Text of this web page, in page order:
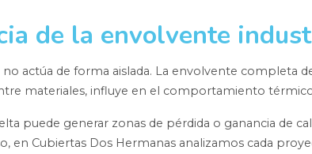
de la envolvente
actúa de forma aislada. La envolvente completa
materiales, influye en el comportamiento
puede generar zonas de pérdida o ganancia de
en Cubiertas Dos Hermanas analizamos cada